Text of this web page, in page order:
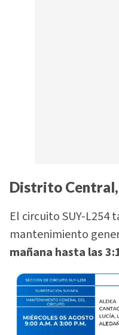
Distrito Central,
El circuito SUY-L254
mantenimiento
mañana hasta las